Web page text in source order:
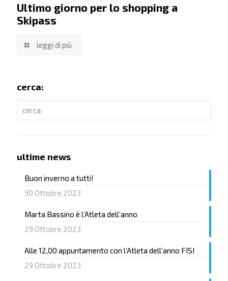
Ultimo giorno per lo shopping a
Skipass
leggi di più
cerca:
ultime news
Buon inverno a tutti!
30 Ottobre 2023
Marta Bassino è l’Atleta dell’anno
29 Ottobre 2023
Alle 12,00 appuntamento con l’Atleta dell’anno FISI
29 Ottobre 2023